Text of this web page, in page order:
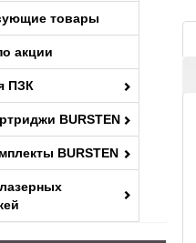
товары
акции
ПЗК
BURSTEN
BURSTEN